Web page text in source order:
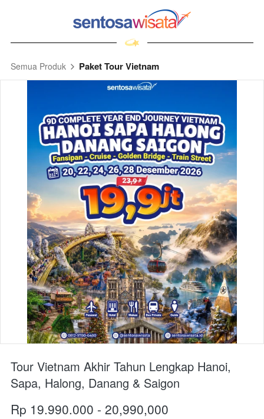
Semua Produk Paket Tour Vietnam
Tour Vietnam Akhir Tahun Lengkap Hanoi,
Sapa, Halong, Danang & Saigon
Rp 19.990.000 - 20,990,000